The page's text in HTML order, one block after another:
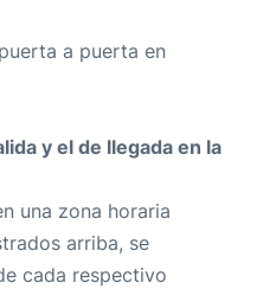
a puerta en
y el de llegada en la
una zona horaria
arriba, se
cada respectivo